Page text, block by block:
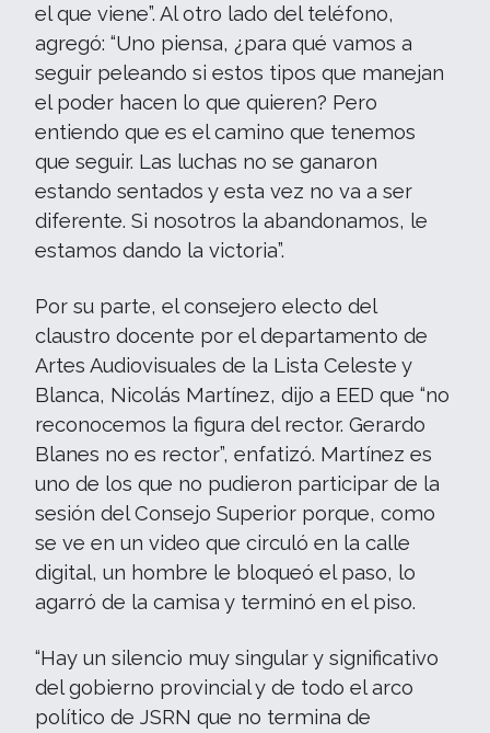
el que viene”. Al otro lado del teléfono,
agregó: “Uno piensa, ¿para qué vamos a
seguir peleando si estos tipos que manejan
el poder hacen lo que quieren? Pero
entiendo que es el camino que tenemos
que seguir. Las luchas no se ganaron
estando sentados y esta vez no va a ser
diferente. Si nosotros la abandonamos, le
estamos dando la victoria”.
Por su parte, el consejero electo del
claustro docente por el departamento de
Artes Audiovisuales de la Lista Celeste y
Blanca, Nicolás Martínez, dijo a EED que “no
reconocemos la figura del rector. Gerardo
Blanes no es rector”, enfatizó. Martínez es
uno de los que no pudieron participar de la
sesión del Consejo Superior porque, como
se ve en un video que circuló en la calle
digital, un hombre le bloqueó el paso, lo
agarró de la camisa y terminó en el piso.
“Hay un silencio muy singular y significativo
del gobierno provincial y de todo el arco
político de JSRN que no termina de